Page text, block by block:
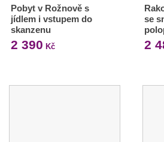
Pobyt v Rožnově s
jídlem i vstupem do
skanzenu
2 390 Kč
se
2